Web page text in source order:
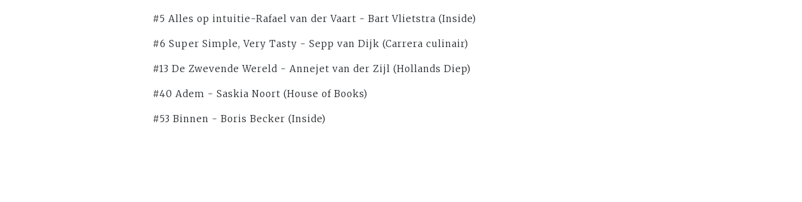
#5 Alles op intuitie-Rafael van der Vaart - Bart Vlietstra (Inside)
#6 Super Simple, Very Tasty - Sepp van Dijk (Carrera culinair)
#13 De Zwevende Wereld - Annejet van der Zijl (Hollands Diep)
#40 Adem - Saskia Noort (House of Books)
#53 Binnen - Boris Becker (Inside)